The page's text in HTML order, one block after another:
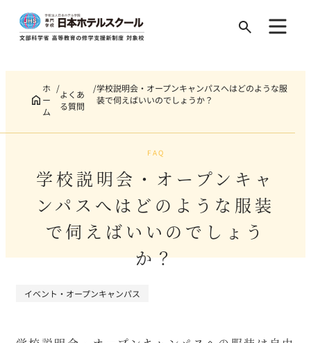
Search
ホ
ー
ム
よくあ
る質問
学校説明会・オープンキャンパスへはどのような服
装で伺えばいいのでしょうか？
FAQ
学校説明会・オープンキャ
ンパスへはどのような服装
で伺えばいいのでしょう
か？
イベント・オープンキャンパス